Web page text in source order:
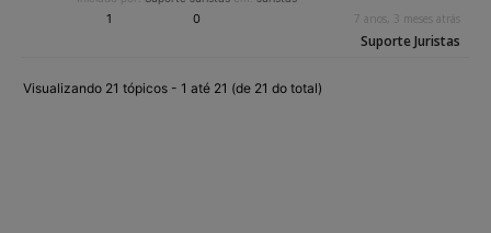
1 0 7 anos, 3 meses atrás
Suporte Juristas
Visualizando 21 tópicos - 1 até 21 (de 21 do total)